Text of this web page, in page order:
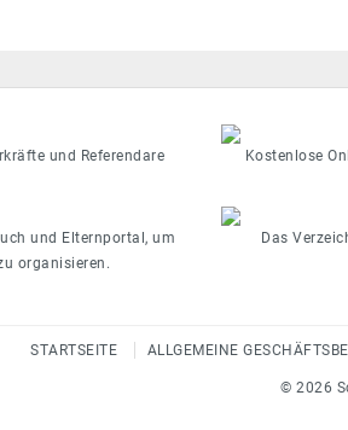
und Referendare
Kostenlose
und Elternportal, um
organisieren.
Das
STARTSEITE ALLGEMEINE
© 2026